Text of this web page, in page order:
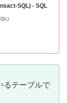
SQL) - SQL
るテーブルで